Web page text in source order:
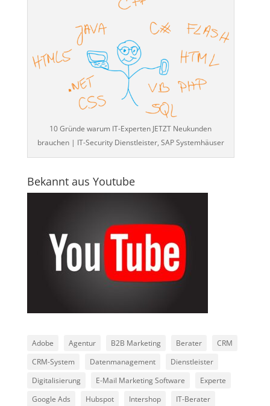
10 Gründe warum IT-Experten JETZT Neukunden
brauchen | IT-Security Dienstleister, SAP Systemhäuser
Bekannt aus Youtube
Adobe Agentur B2B Marketing Berater
CRM
CRM-System
Datenmanagement
Dienstleister
Digitalisierung
E-Mail Marketing Software
Experte
Google Ads
Hubspot Intershop
IT-Berater